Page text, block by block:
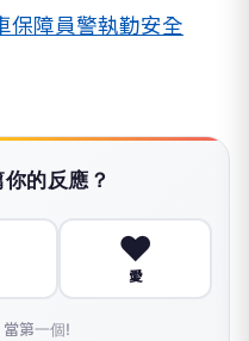
保障員警執勤安全
的反應？
❤️
愛
第一個!